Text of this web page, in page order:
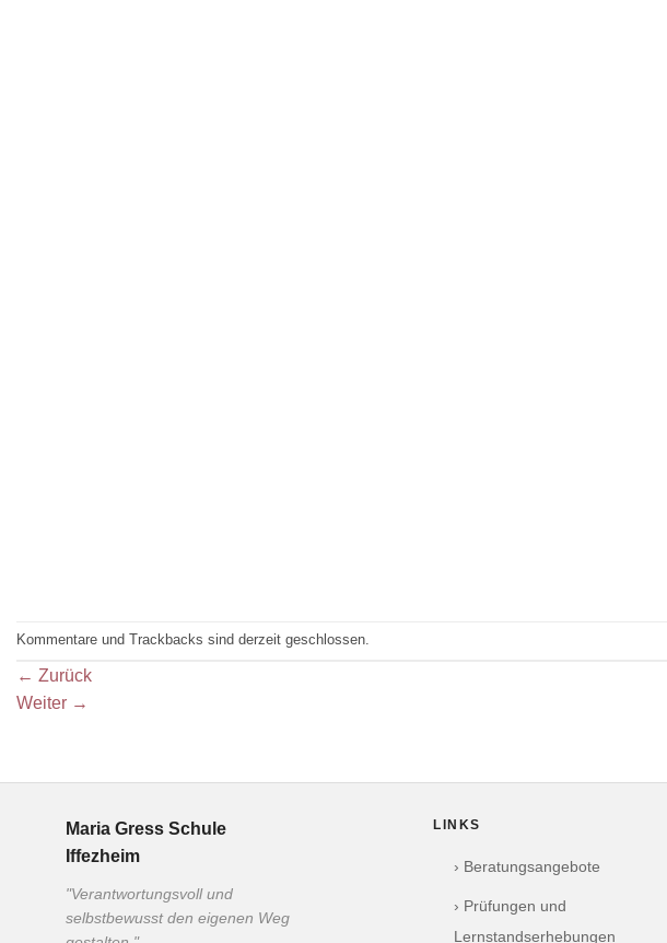
Kommentare und Trackbacks sind derzeit geschlossen.
← Zurück
Weiter →
Maria Gress Schule
Iffezheim
"Verantwortungsvoll und
selbstbewusst den eigenen Weg
LINKS
› Beratungsangebote
› Prüfungen und
Lernstandserhebungen